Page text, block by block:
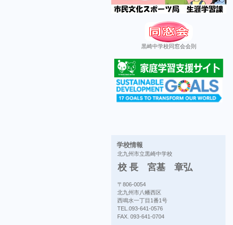
黒崎中学校同窓会会則
学校情報
北九州市立黒崎中学校
校 長 宮基 章弘
〒806-0054
北九州市八幡西区
西鳴水一丁目1番1号
TEL.093-641-0576
FAX. 093-641-0704